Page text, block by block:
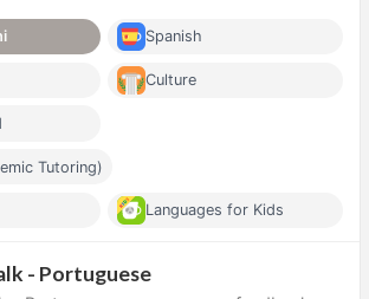
Spanish
Culture
Tutoring)
Languages for Kids
- Portuguese